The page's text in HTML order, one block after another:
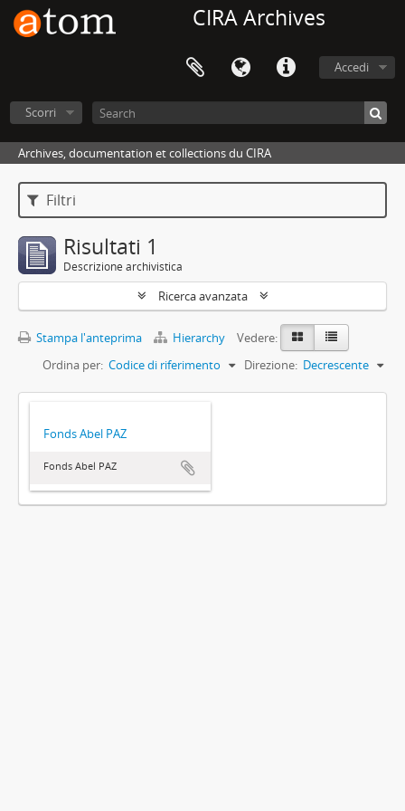
CIRA Archives
Accedi
Scorri
Archives, documentation et collections du CIRA
Filtri
Risultati 1
Descrizione archivistica
Ricerca avanzata
Stampa l'anteprima Hierarchy
Vedere:
Ordina per: Codice di riferimento Direzione: Decrescente
Fonds Abel PAZ
Fonds Abel PAZ